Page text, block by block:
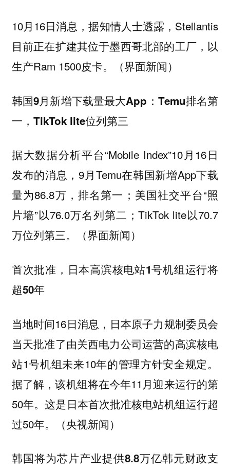
10月16日消息，据知情人士透露，Stellantis
目前正在扩建其位于墨西哥北部的工厂，以
生产Ram 1500皮卡。（界面新闻）
韩国9月新增下载量最大App：Temu排名第
一，TikTok lite位列第三
据大数据分析平台“Mobile Index”10月16日
发布的消息，9月Temu在韩国新增App下载
量为86.8万，排名第一；美国社交平台“照
片墙”以76.0万名列第二；TikTok lite以70.7
万位列第三。（界面新闻）
首次批准，日本高滨核电站1号机组运行将
超50年
当地时间16日消息，日本原子力规制委员会
当天批准了由关西电力公司运营的高滨核电
站1号机组未来10年的管理方针安全规定。
据了解，该机组将在今年11月迎来运行的第
50年。这是日本首次批准核电站机组运行超
过50年。（央视新闻）
韩国将为芯片产业提供8.8万亿韩元财政支